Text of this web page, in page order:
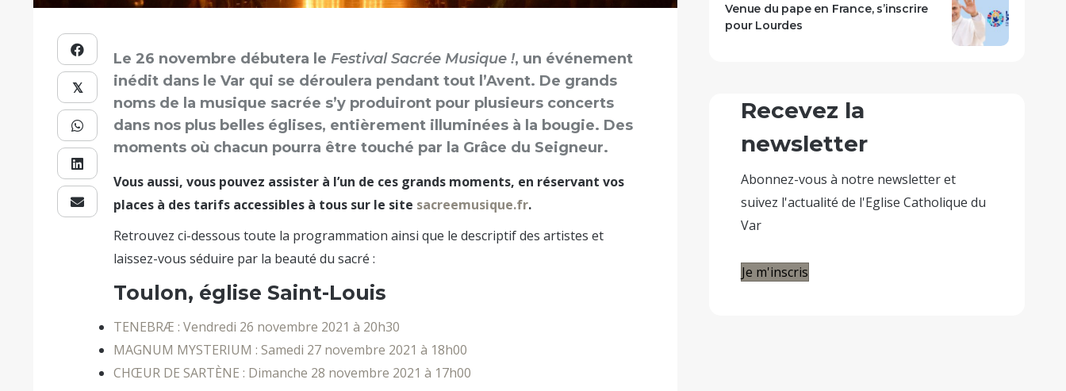
𝕏
Le 26 novembre débutera le Festival Sacrée Musique !, un événement
inédit dans le Var qui se déroulera pendant tout l’Avent. De grands
noms de la musique sacrée s’y produiront pour plusieurs concerts
dans nos plus belles églises, entièrement illuminées à la bougie. Des
moments où chacun pourra être touché par la Grâce du Seigneur.
Vous aussi, vous pouvez assister à l’un de ces grands moments, en réservant vos
places à des tarifs accessibles à tous sur le site sacreemusique.fr.
Retrouvez ci-dessous toute la programmation ainsi que le descriptif des artistes et
laissez-vous séduire par la beauté du sacré :
Toulon, église Saint-Louis
TENEBRÆ : Vendredi 26 novembre 2021 à 20h30
MAGNUM MYSTERIUM : Samedi 27 novembre 2021 à 18h00
CHŒUR DE SARTÈNE : Dimanche 28 novembre 2021 à 17h00
Venue du pape en France, s’inscrire
pour Lourdes
Recevez la
newsletter
Abonnez-vous à notre newsletter et
suivez l'actualité de l'Eglise Catholique du
Var
Je m'inscris